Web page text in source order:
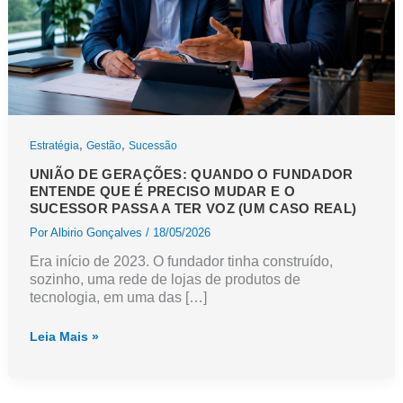
Estratégia, Gestão, Sucessão
UNIÃO DE GERAÇÕES: QUANDO O FUNDADOR
ENTENDE QUE É PRECISO MUDAR E O
SUCESSOR PASSA A TER VOZ (UM CASO REAL)
PorAlbirio Gonçalves / 18/05/2026
Era início de 2023. O fundador tinha construído,
sozinho, uma rede de lojas de produtos de
tecnologia, em uma das […]
União
Leia Mais »